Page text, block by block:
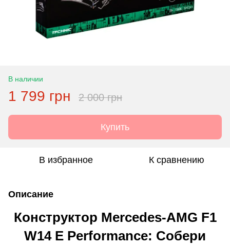
В наличии
1 799 грн 2 000 грн
Купить
В избранное К сравнению
Описание
Конструктор Mercedes-AMG F1
W14 E Performance: Собери